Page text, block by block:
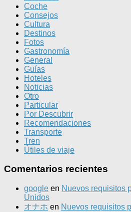
Coche
Consejos
Cultura
Destinos
Fotos
Gastronomía
General
Guías
Hoteles
Noticias
Otro
Particular
Por Descubrir
Recomendaciones
Transporte
Tren
Útiles de viaje
Comentarios recientes
google en Nuevos requisitos
Unidos
オナホ en Nuevos requisitos